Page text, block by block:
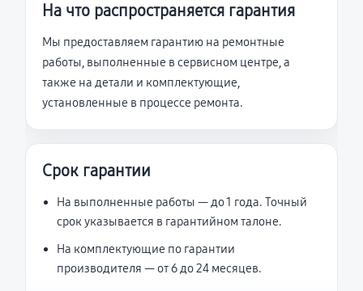
На что распространяется гарантия
Мы предоставляем гарантию на ремонтные
работы, выполненные в сервисном центре, а
также на детали и комплектующие,
установленные в процессе ремонта.
Срок гарантии
На выполненные работы — до 1 года. Точный
срок указывается в гарантийном талоне.
На комплектующие по гарантии
производителя — от 6 до 24 месяцев.